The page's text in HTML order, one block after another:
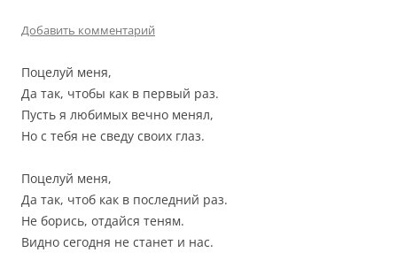
Добавить комментарий
Поцелуй меня,
Да так, чтобы как в первый раз.
Пусть я любимых вечно менял,
Но с тебя не сведу своих глаз.
Поцелуй меня,
Да так, чтоб как в последний раз.
Не борись, отдайся теням.
Видно сегодня не станет и нас.